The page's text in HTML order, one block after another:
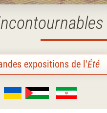
expositions de l'Été